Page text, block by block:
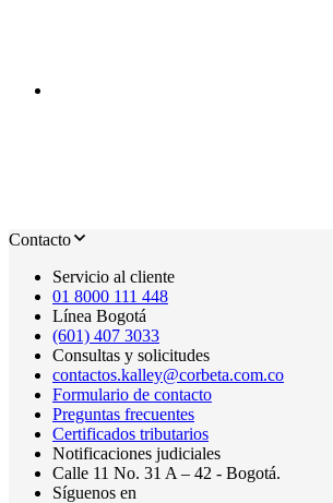
Contacto
Servicio al cliente
01 8000 111 448
Línea Bogotá
(601) 407 3033
Consultas y solicitudes
contactos.kalley@corbeta.com.co
Formulario de contacto
Preguntas frecuentes
Certificados tributarios
Notificaciones judiciales
Calle 11 No. 31 A – 42 - Bogotá.
Síguenos en